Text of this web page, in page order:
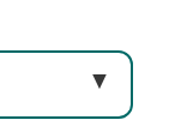
▼